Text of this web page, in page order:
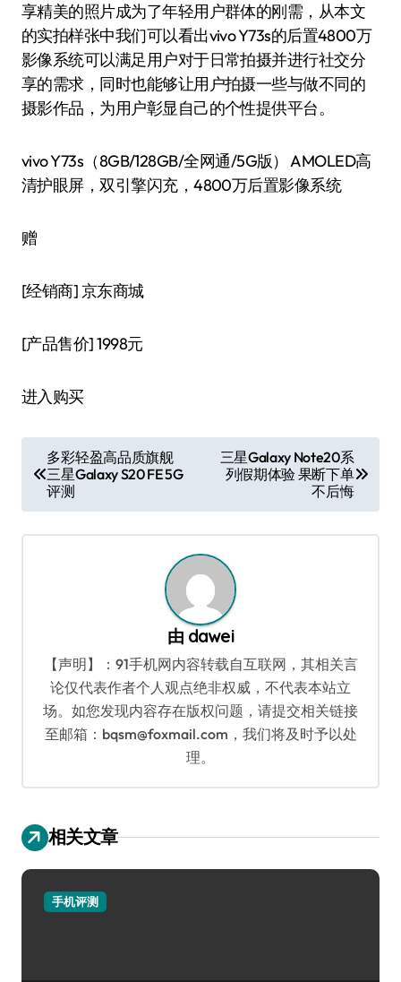
享精美的照片成为了年轻用户群体的刚需，从本文
的实拍样张中我们可以看出vivo Y73s的后置4800万
影像系统可以满足用户对于日常拍摄并进行社交分
享的需求，同时也能够让用户拍摄一些与做不同的
摄影作品，为用户彰显自己的个性提供平台。
vivo Y73s（8GB/128GB/全网通/5G版） AMOLED高
清护眼屏，双引擎闪充，4800万后置影像系统
赠
[经销商]京东商城
[产品售价]1998元
进入购买
章
导
航
多彩轻盈高品质旗舰
三星Galaxy S20 FE 5G
评测
三星Galaxy Note20系
列假期体验 果断下单
不后悔
由 dawei
【声明】：91手机网内容转载自互联网，其相关言
论仅代表作者个人观点绝非权威，不代表本站立
场。如您发现内容存在版权问题，请提交相关链接
至邮箱：bqsm@foxmail.com，我们将及时予以处
理。
相关文章
手机评测